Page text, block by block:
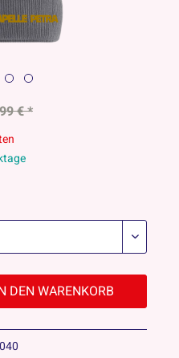
€ *
DEN WARENKORB